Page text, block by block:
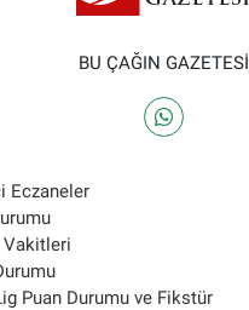
BU ÇAĞIN GAZETESİ
Eczaneler
Vakitleri
Puan Durumu ve Fikstür